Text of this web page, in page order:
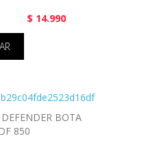
$ 14.990
BOTA
850